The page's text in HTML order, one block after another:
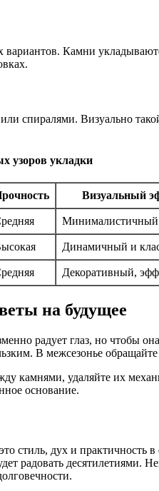
Камни
спиралями. Визуально
узоров укладки
Визуальный
Минималистичный
Динамичный и
Декоративный,
на будущее
радует глаз, но чтобы
В межсезонье
камнями, удаляйте их
основание.
стиль, дух и
радовать